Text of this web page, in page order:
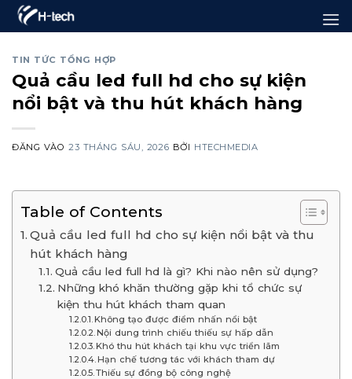
qua
nội
dung
TIN TỨC TỔNG HỢP
Quả cầu led full hd cho sự kiện
nổi bật và thu hút khách hàng
ĐĂNG VÀO23 THÁNG SÁU, 2026 BỞI HTECHMEDIA
Table of Contents
Quả cầu led full hd cho sự kiện nổi bật và thu
hút khách hàng
Quả cầu led full hd là gì? Khi nào nên sử dụng?
Những khó khăn thường gặp khi tổ chức sự
kiện thu hút khách tham quan
Không tạo được điểm nhấn nổi bật
Nội dung trình chiếu thiếu sự hấp dẫn
Khó thu hút khách tại khu vực triển lãm
Hạn chế tương tác với khách tham dự
Thiếu sự đồng bộ công nghệ